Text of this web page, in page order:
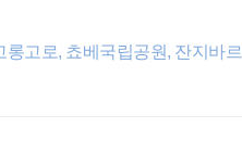
고로, 쵸베국립공원, 잔지바르